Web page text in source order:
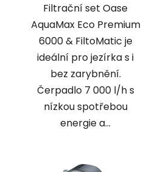
Filtrační set Oase
AquaMax Eco Premium
6000 & FiltoMatic je
ideální pro jezírka s i
bez zarybnění.
Čerpadlo 7 000 l/h s
nízkou spotřebou
energie a...